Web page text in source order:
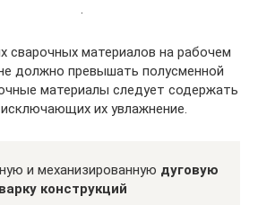
.
сварочных материалов на рабочем
должно превышать полусменной
материалы следует содержать
исключающих их увлажнение.
и механизированную дуговую
конструкций